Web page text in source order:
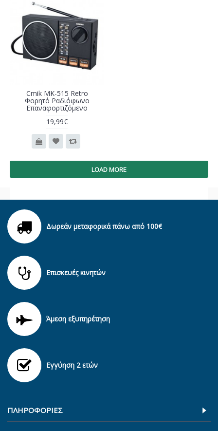
Cmik MK-515 Retro
Φορητό Ραδιόφωνο
Επαναφορτιζόμενο
19,99€
LOAD MORE
Δωρεάν μεταφορικά πάνω από 100€
Επισκευές κινητών
Άμεση εξυπηρέτηση
Εγγύηση 2 ετών
ΠΛΗΡΟΦΟΡΊΕΣ